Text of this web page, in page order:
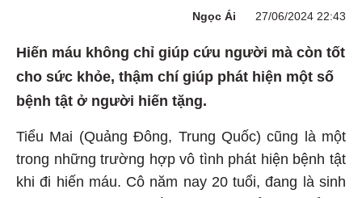
Ngọc Ái 27/06/2024 22:43
Hiến máu không chỉ giúp cứu người mà còn tốt
cho sức khỏe, thậm chí giúp phát hiện một số
bệnh tật ở người hiến tặng.
Tiểu Mai (Quảng Đông, Trung Quốc) cũng là một
trong những trường hợp vô tình phát hiện bệnh tật
khi đi hiến máu. Cô năm nay 20 tuổi, đang là sinh